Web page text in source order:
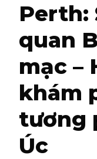
Perth:
quan
mạc –
khám
tương
Úc